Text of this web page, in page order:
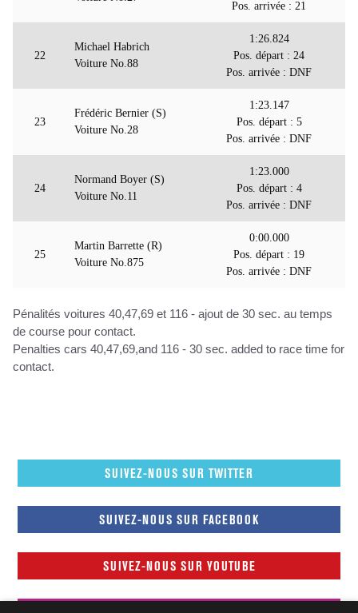
Pos. arrivée : 21
22
Michael Habrich
Voiture No.88
1:26.824
Pos. départ : 24
Pos. arrivée : DNF
23
Frédéric Bernier (S)
Voiture No.28
1:23.147
Pos. départ : 5
Pos. arrivée : DNF
24
Normand Boyer (S)
Voiture No.11
1:23.000
Pos. départ : 4
Pos. arrivée : DNF
25
Martin Barrette (R)
Voiture No.875
0:00.000
Pos. départ : 19
Pos. arrivée : DNF
Pénalités voitures 40,47,69 et 116 - ajout de 30 sec. au temps
de course pour contact.
Penalties cars 40,47,69,and 116 - 30 sec. added to race time for
contact.
SUIVEZ-NOUS SUR TWITTER
SUIVEZ-NOUS SUR FACEBOOK
SUIVEZ-NOUS SUR YOUTUBE